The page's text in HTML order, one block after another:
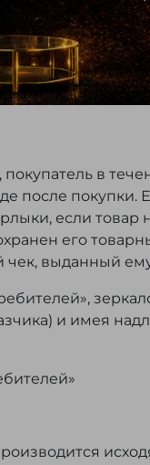
в
после покупки.
если товар
его
чек, выданный
и имея